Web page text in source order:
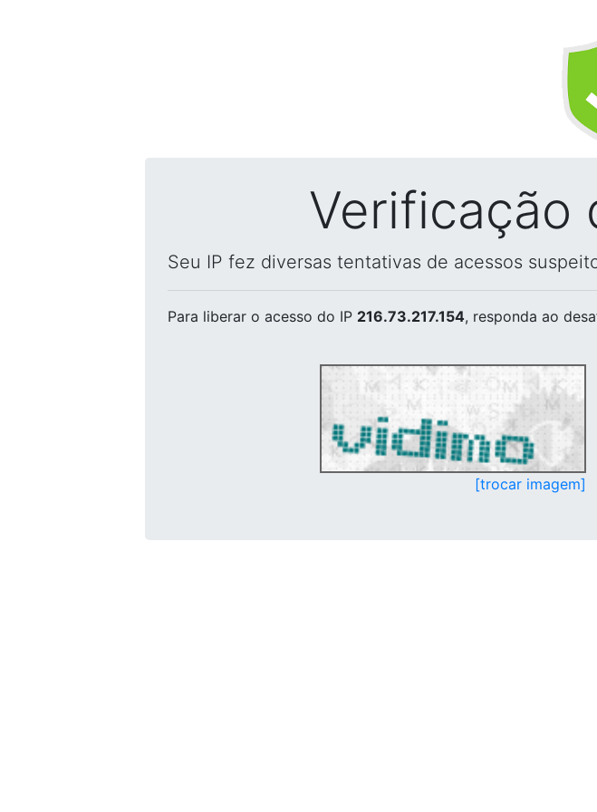
Verificação
Seu IP fez diversas tentativas de acessos
Para liberar o acesso do IP 216.73.217.154, responda ao
[trocar imagem]